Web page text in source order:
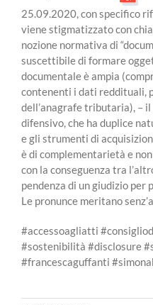
25.09.2020, con specifico
viene stigmatizzato con
nozione normativa di
suscettibile di formare
documentale è ampia
contenenti i dati reddituali,
dell’anagrafe tributaria), –
difensivo, che ha duplice
e gli strumenti di
è di complementarietà e
con la conseguenza tra
pendenza di un giudizio per
Le pronunce meritano
#accessoagliatti
#sostenibilità #disclosure
#francescaguffanti